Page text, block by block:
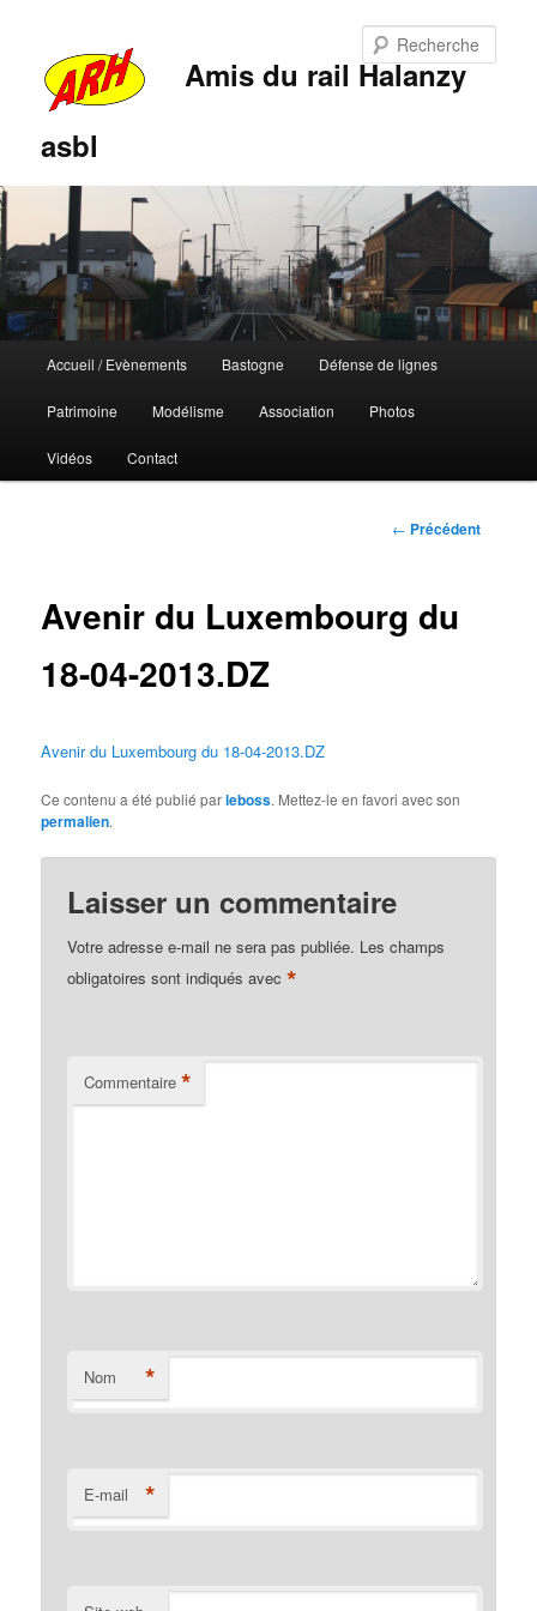
Amis du rail Halanzy
asbl
principal
Aller
au
contenu
Aller
au
contenu
Accueil / Evènements Bastogne Défense de lignes
Patrimoine Modélisme Association Photos
Vidéos Contact
Navigation
← Précédent
Avenir du Luxembourg du
18-04-2013.DZ
Avenir du Luxembourg du 18-04-2013.DZ
Ce contenu a été publié parleboss. Mettez-le en favori avec son
permalien.
Laisser un commentaire
Votre adresse e-mail ne sera pas publiée. Les champs
obligatoires sont indiqués avec*
Commentaire *
Nom *
E-mail *